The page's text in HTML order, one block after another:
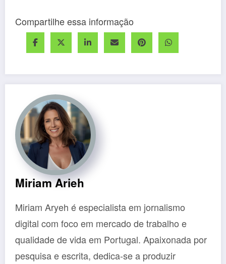
Compartilhe essa informação
Miriam Arieh
Miriam Aryeh é especialista em jornalismo
digital com foco em mercado de trabalho e
qualidade de vida em Portugal. Apaixonada por
pesquisa e escrita, dedica-se a produzir